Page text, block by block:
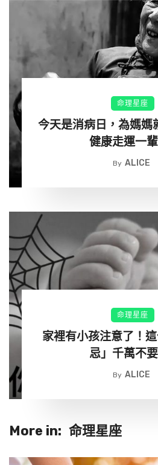
消除累世違緣業障
身心安康、長命百歲
喜樂無憂、無量歡喜、福祿雙全
阿彌陀佛！願您生生世世，不迷
遍度法界眾生。
安住當下，身心悉清涼；慈悲喜
人歡喜吉祥，如意安康！
送你一尊白觀音，願你清靜無染；
願你照徹法界；送你一尊黃財神
命理星座
今天是消病日，為媽媽
健康走運一
By ALICE
命理星座
家裡有小孩注意了！
忌」千萬不要
By ALICE
More in: 命理星座